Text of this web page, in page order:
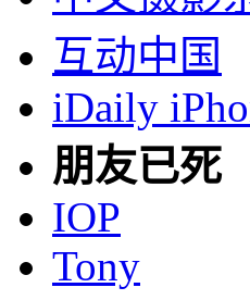
互动中国
iDaily
朋友已死
IOP
Tony